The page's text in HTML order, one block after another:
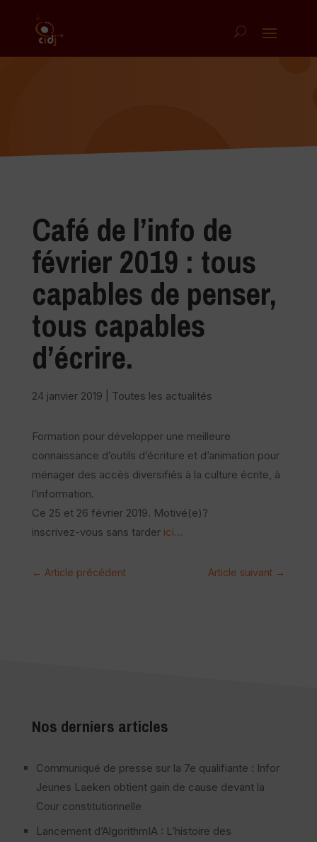
Café de l’info de
février 2019 : tous
capables de penser,
tous capables
d’écrire.
24 janvier 2019 Toutes les actualités
Formation pour développer une meilleure
connaissance d’outils d’écriture et d’animation pour
ménager des accès diversifiés à la culture écrite, à
l’information.
Ce 25 et 26 février 2019. Motivé(e)?
inscrivez-vous sans tarder ici…
← Article précédent Article suivant →
Nos derniers articles
Communiqué de presse sur la 7e qualifiante : Infor
Jeunes Laeken obtient gain de cause devant la
Cour constitutionnelle
Lancement d’AlgorithmIA : L’histoire des